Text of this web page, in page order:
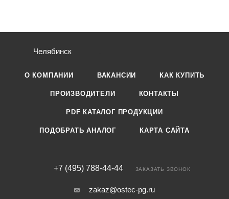
Челябинск
О КОМПАНИИ ВАКАНСИИ КАК КУПИТЬ
ПРОИЗВОДИТЕЛИ КОНТАКТЫ
PDF КАТАЛОГ ПРОДУКЦИИ
ПОДОБРАТЬ АНАЛОГ КАРТА САЙТА
+7 (495) 788-44-44 ЗАКАЗАТЬ ЗВОНОК
zakaz@ostec-pg.ru